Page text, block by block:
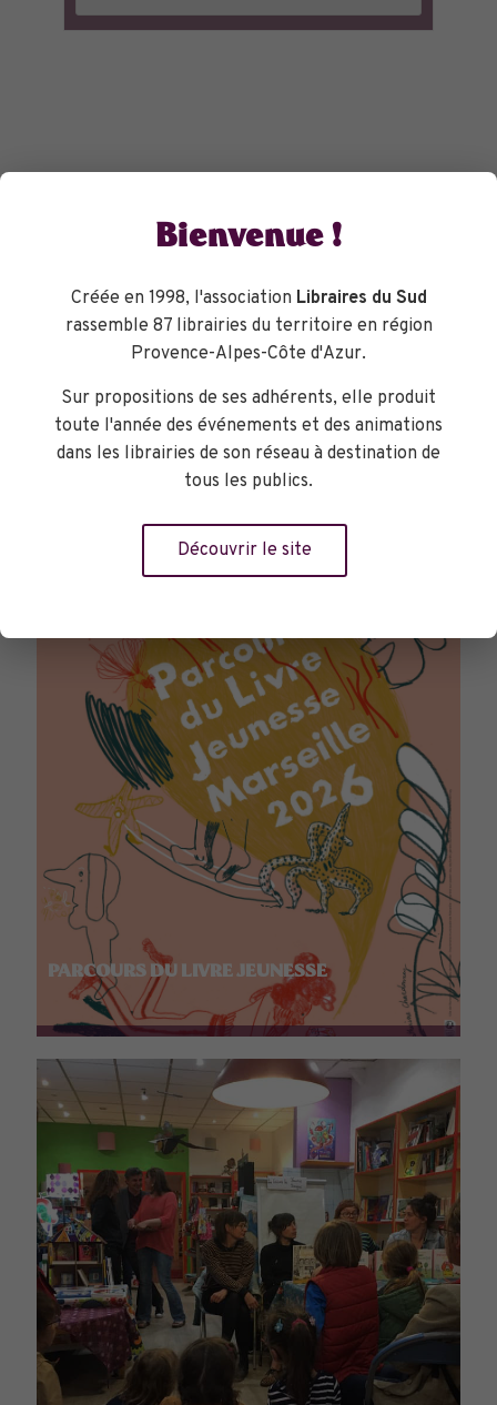
TOURNÉES GÉNÉRALES
PARCOURS DU LIVRE JEUNESSE
Bienvenue !
Créée en 1998, l'association Libraires du Sud
rassemble 87 librairies du territoire en région
Provence-Alpes-Côte d'Azur.
Sur propositions de ses adhérents, elle produit
toute l'année des événements et des animations
dans les librairies de son réseau à destination de
tous les publics.
Découvrir le site